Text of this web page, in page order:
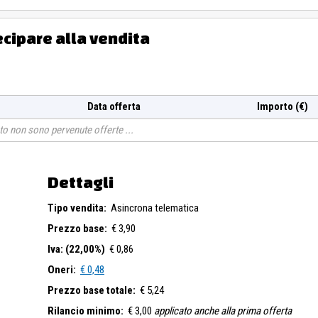
alla vendita
Data offerta
Importo (€)
non sono pervenute offerte
Dettagli
Tipo vendita: Asincrona telematica
Prezzo base: € 3,90
Iva: (22,00%) € 0,86
Oneri: € 0,48
Prezzo base totale: € 5,24
Rilancio minimo: € 3,00 applicato anche alla prima offerta